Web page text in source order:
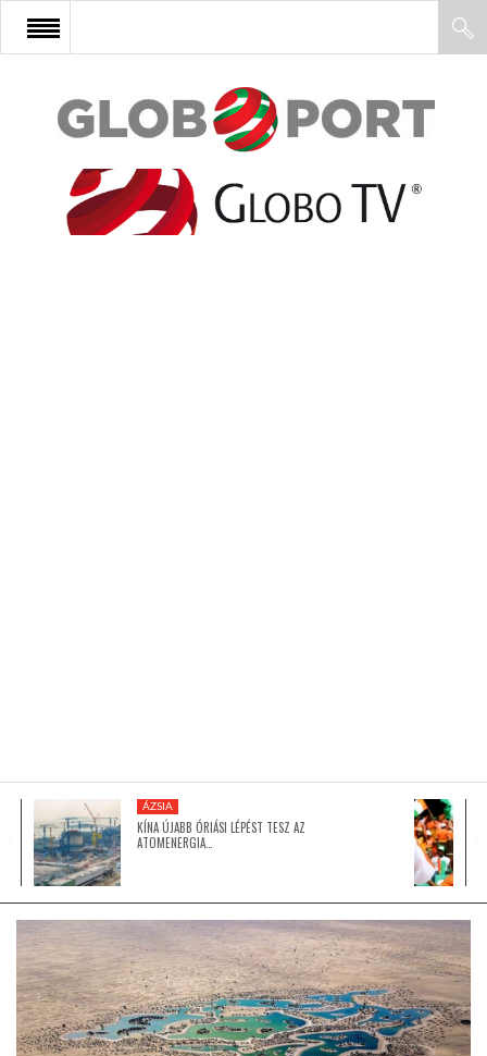
FŐOLDAL
AFRIKA
GLOBOTV BP
HÍR3D
TROPICALMAGAZIN
ÁZSIA
KÍNA ÚJABB ÓRIÁSI LÉPÉST TESZ AZ
ATOMENERGIA…